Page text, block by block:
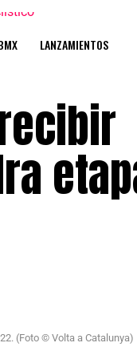
LANZAMIENTOS
(Foto © Volta a Catalunya)